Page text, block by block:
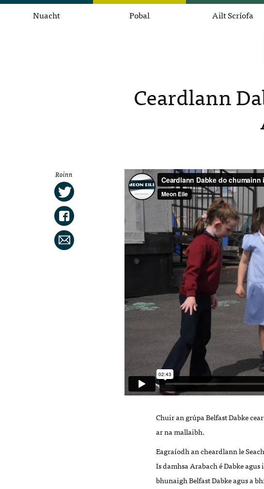
Nuacht Pobal Ailt Scríofa
Ceardlann
Roinn
Chuir an grúpa Belfast Dabke
ar na mallaibh.
Eagraíodh an cheardlann le
Is damhsa Arabach é Dabke
bhunaigh Belfast Dabke agus a